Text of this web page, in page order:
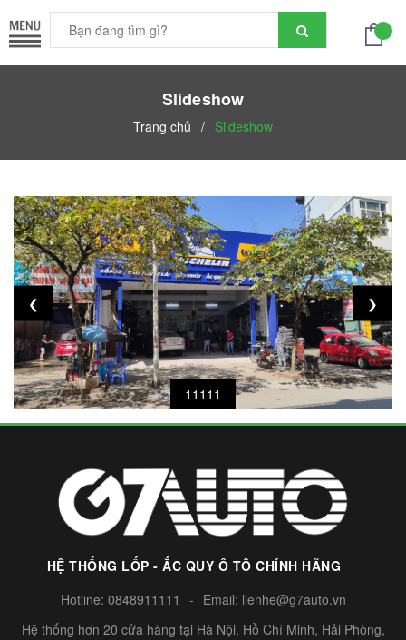
Slideshow
Trang chủ / Slideshow
11111
❮ ❯
HỆ THỐNG LỐP - ẮC QUY Ô TÔ CHÍNH HÃNG
Hotline: 0848911111 - Email: lienhe@g7auto.vn
Hệ thống hơn 20 cửa hàng tại Hà Nội, Hồ Chí Minh, Hải Phòng,